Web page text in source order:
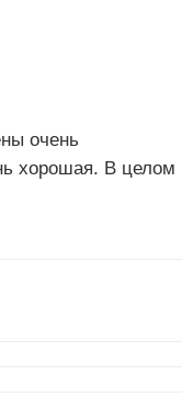
очень
хорошая. В целом